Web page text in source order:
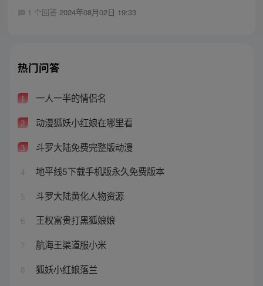
1 个回答 2024年08月02日 19:33
热门问答
1 一人一半的情侣名
2 动漫狐妖小红娘在哪里看
3 斗罗大陆免费完整版动漫
4 地平线5下载手机版永久免费版本
5 斗罗大陆黄化人物资源
6 王权富贵打黑狐娘娘
7 航海王渠道服小米
8 狐妖小红娘落兰